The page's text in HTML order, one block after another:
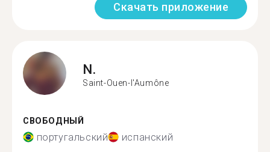
Скачать приложение
N.
Saint-Ouen-l'Aumône
СВОБОДНЫЙ
португальский испанский